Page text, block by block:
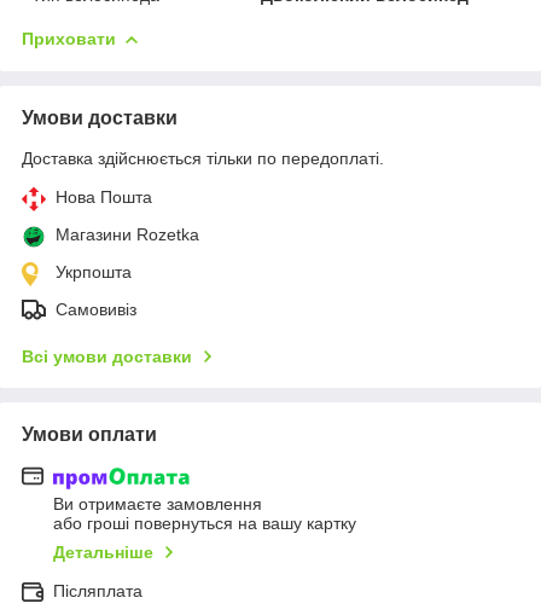
Приховати
Умови доставки
Доставка здійснюється тільки по передоплаті.
Нова Пошта
Магазини Rozetka
Укрпошта
Самовивіз
Всі умови доставки
Умови оплати
Ви отримаєте замовлення
або гроші повернуться на вашу картку
Детальніше
Післяплата